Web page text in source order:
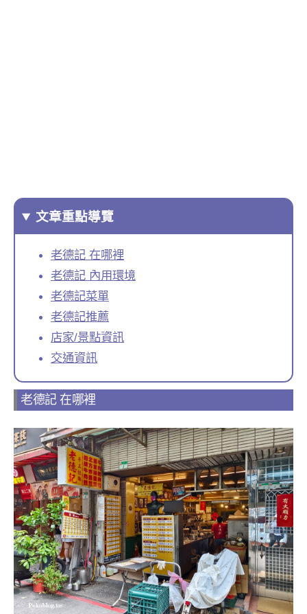
文章重點導覽
老德記 在哪裡
老德記 內用環境
老德記菜單
老德記推薦
店家/景點資訊
交通資訊
老德記 在哪裡